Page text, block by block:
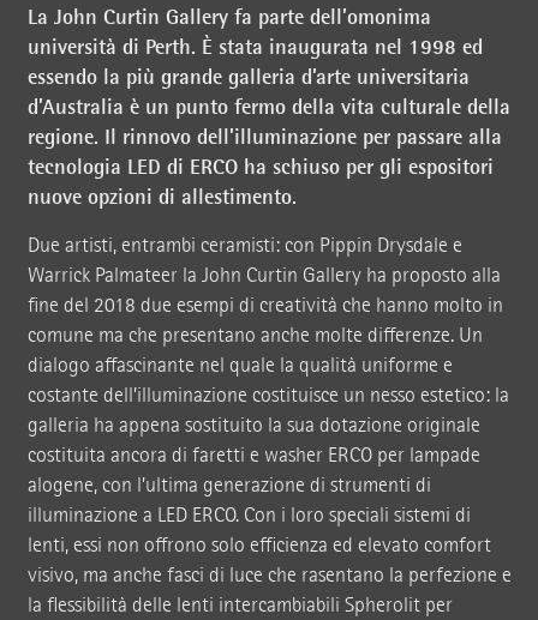
La John Curtin Gallery fa parte dell’omonima
università di Perth. È stata inaugurata nel 1998 ed
essendo la più grande galleria d’arte universitaria
d’Australia è un punto fermo della vita culturale della
regione. Il rinnovo dell’illuminazione per passare alla
tecnologia LED di ERCO ha schiuso per gli espositori
nuove opzioni di allestimento.
Due artisti, entrambi ceramisti: con Pippin Drysdale e
Warrick Palmateer la John Curtin Gallery ha proposto alla
fine del 2018 due esempi di creatività che hanno molto in
comune ma che presentano anche molte differenze. Un
dialogo affascinante nel quale la qualità uniforme e
costante dell’illuminazione costituisce un nesso estetico: la
galleria ha appena sostituito la sua dotazione originale
costituita ancora di faretti e washer ERCO per lampade
alogene, con l’ultima generazione di strumenti di
illuminazione a LED ERCO. Con i loro speciali sistemi di
lenti, essi non offrono solo efficienza ed elevato comfort
visivo, ma anche fasci di luce che rasentano la perfezione e
la flessibilità delle lenti intercambiabili Spherolit per